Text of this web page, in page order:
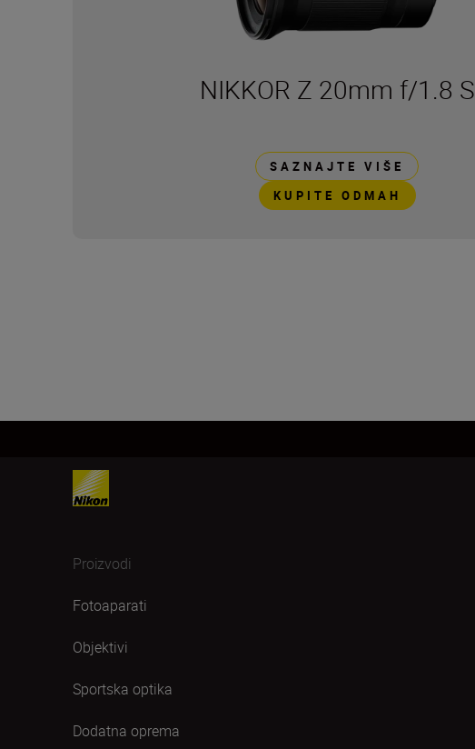
NIKKOR Z 20mm f/1.8 S
SAZNAJTE VIŠE
KUPITE ODMAH
Proizvodi
Fotoaparati
Objektivi
Sportska optika
Dodatna oprema